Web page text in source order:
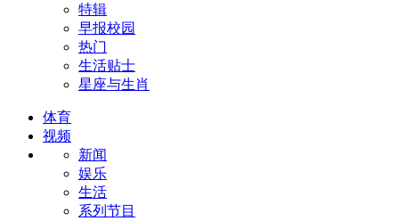
特辑
早报校园
热门
生活贴士
星座与生肖
体育
视频
新闻
娱乐
生活
系列节目